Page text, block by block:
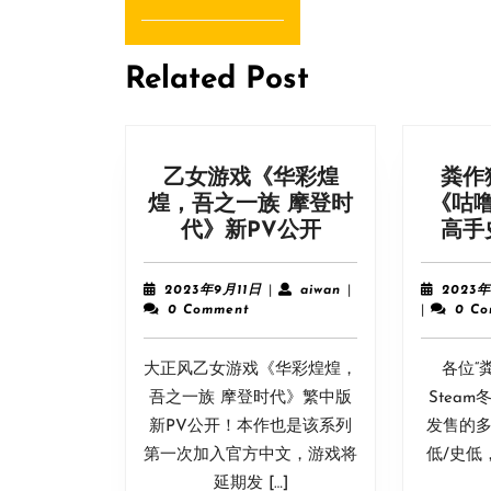
导
航
post:
Related Post
乙女游戏《华彩煌
煌，吾之一族 摩登时
代》新PV公开乙
女
游
《华
彩
煌
煌，
吾
之
2023年9月11日2023
11
日
aiwanaiwan
0 Comment
大正风乙女游戏《华彩煌煌，
吾之一族 摩登时代》繁中版
新PV公开！本作也是该系列
第一次加入官方中文，游戏将
延期发 […]
粪作
《咕
高手
2023
0
各位“
Steam
发售的
低/史低